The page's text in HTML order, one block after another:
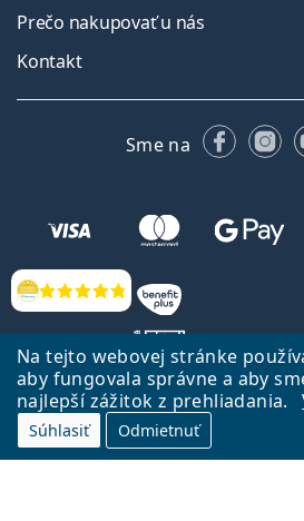
Na tejto webovej stránke
aby fungovala správne a aby
najlepší zážitok z prehliadania.
Súhlasiť Odmietnuť
Hodnotenia
Prečo nakupovať u nás
Kontakt
Sme na
Späť na Úvodnu stránku
Lentiamo.sk vlastní a prevádzkuje